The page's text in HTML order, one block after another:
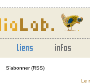
S’abonner (RSS)
Le